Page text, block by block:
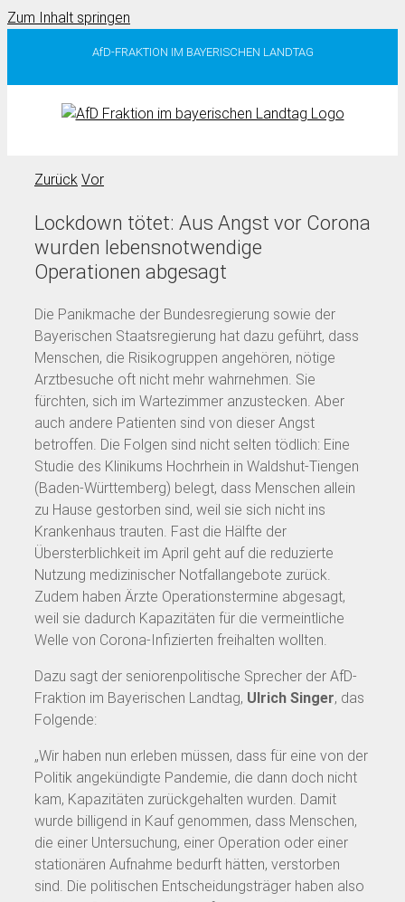
Zum Inhalt springen
AfD-FRAKTION IM BAYERISCHEN LANDTAG
Zurück Vor
Lockdown tötet: Aus Angst vor Corona
wurden lebensnotwendige
Operationen abgesagt
Die Panikmache der Bundesregierung sowie der
Bayerischen Staatsregierung hat dazu geführt, dass
Menschen, die Risikogruppen angehören, nötige
Arztbesuche oft nicht mehr wahrnehmen. Sie
fürchten, sich im Wartezimmer anzustecken. Aber
auch andere Patienten sind von dieser Angst
betroffen. Die Folgen sind nicht selten tödlich: Eine
Studie des Klinikums Hochrhein in Waldshut-Tiengen
(Baden-Württemberg) belegt, dass Menschen allein
zu Hause gestorben sind, weil sie sich nicht ins
Krankenhaus trauten. Fast die Hälfte der
Übersterblichkeit im April geht auf die reduzierte
Nutzung medizinischer Notfallangebote zurück.
Zudem haben Ärzte Operationstermine abgesagt,
weil sie dadurch Kapazitäten für die vermeintliche
Welle von Corona-Infizierten freihalten wollten.
Dazu sagt der seniorenpolitische Sprecher der AfD-
Fraktion im Bayerischen Landtag, Ulrich Singer, das
Folgende:
„Wir haben nun erleben müssen, dass für eine von der
Politik angekündigte Pandemie, die dann doch nicht
kam, Kapazitäten zurückgehalten wurden. Damit
wurde billigend in Kauf genommen, dass Menschen,
die einer Untersuchung, einer Operation oder einer
stationären Aufnahme bedurft hätten, verstorben
sind. Die politischen Entscheidungsträger haben also